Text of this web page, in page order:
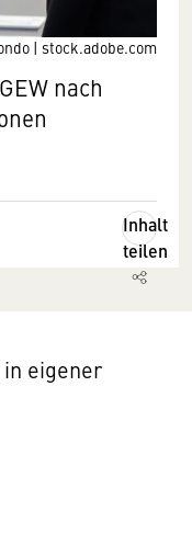
| stock.adobe.com
nach
Inhalt
teilen
in eigener